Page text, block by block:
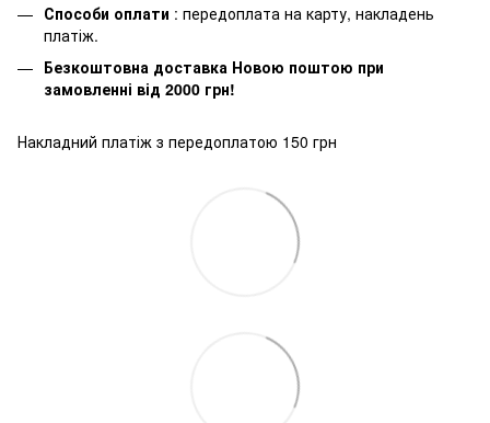
Способи оплати : передоплата на карту, накладень
платіж.
Безкоштовна доставка Новою поштою при
замовленні від 2000 грн!
Накладний платіж з передоплатою 150 грн